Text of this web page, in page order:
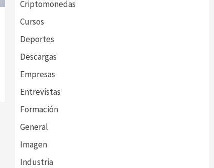
Criptomonedas
Cursos
Deportes
Descargas
Empresas
Entrevistas
Formación
General
Imagen
Industria